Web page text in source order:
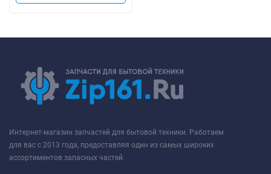
Интернет-магазин запчастей для бытовой техники. Работаем
для вас с 2013 года, предоставляя один из самых широких
ассортиментов запасных частей.